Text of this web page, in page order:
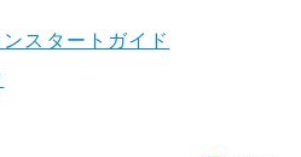
スタートガイド